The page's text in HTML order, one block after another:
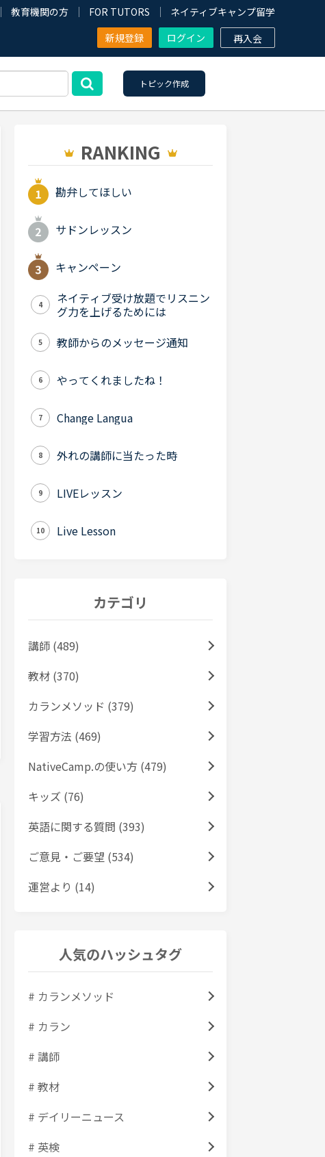
教育機関の方 FOR TUTORS
ネイティブキャンプ留学
新規登録
ログイン 再入会
トピック作成
RANKING
勘弁してほしい
サドンレッスン
キャンペーン
4
ネイティブ受け放題でリスニン
グ力を上げるためには
5 教師からのメッセージ通知
6 やってくれましたね！
7 Change Langua
8 外れの講師に当たった時
9 LIVEレッスン
10 Live Lesson
カテゴリ
講師 (489)
教材 (370)
カランメソッド (379)
学習方法 (469)
NativeCamp.の使い方 (479)
キッズ (76)
英語に関する質問 (393)
ご意見・ご要望 (534)
運営より (14)
人気のハッシュタグ
# カランメソッド
# カラン
# 講師
# 教材
# デイリーニュース
# 英検